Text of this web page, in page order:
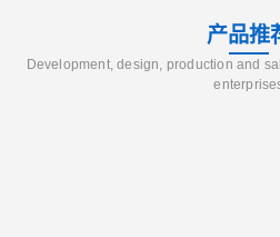
产品推
Development, design, production and